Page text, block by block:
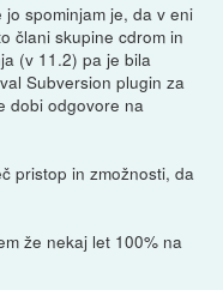
spominjam je, da v eni
člani skupine cdrom in
(v 11.2) pa je bila
Subversion plugin za
dobi odgovore na
pristop in zmožnosti, da
že nekaj let 100% na